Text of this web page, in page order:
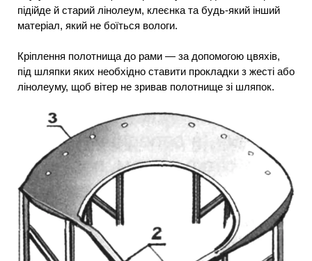
підійде й старий лінолеум, клеєнка та будь-який інший
матеріал, який не боїться вологи.
Кріплення полотнища до рами — за допомогою цвяхів,
під шляпки яких необхідно ставити прокладки з жесті або
лінолеуму, щоб вітер не зривав полотнище зі шляпок.